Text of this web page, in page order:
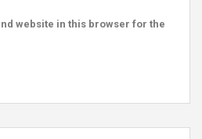
website in this browser for the